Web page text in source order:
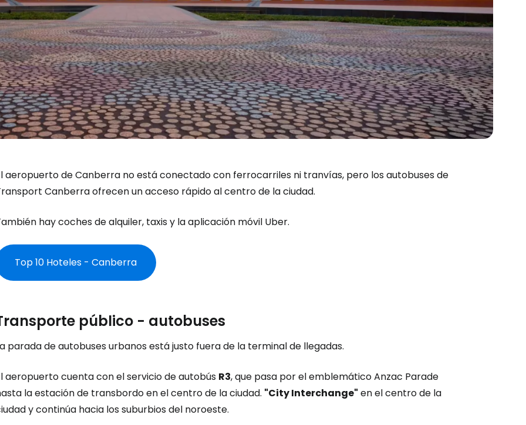
aeropuerto de Canberra no está conectado con ferrocarriles ni tranvías, pero los autobuses de
Canberra ofrecen un acceso rápido al centro de la ciudad.
hay coches de alquiler, taxis y la aplicación móvil Uber.
Top 10 Hoteles - Canberra
público - autobuses
parada de autobuses urbanos está justo fuera de la terminal de llegadas.
aeropuerto cuenta con el servicio de autobús R3, que pasa por el emblemático Anzac Parade
la estación de transbordo en el centro de la ciudad. "City Interchange" en el centro de la
y continúa hacia los suburbios del noroeste.